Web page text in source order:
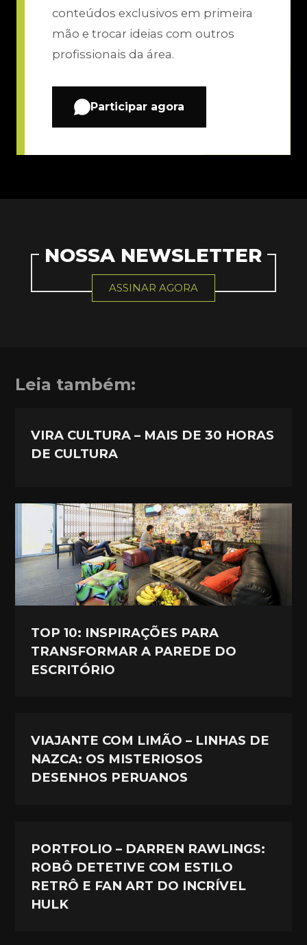
conteúdos exclusivos em primeira
mão e trocar ideias com outros
profissionais da área.
Participar agora
NOSSA NEWSLETTER
ASSINAR AGORA
Leia também:
VIRA CULTURA – MAIS DE 30 HORAS
DE CULTURA
TOP 10: INSPIRAÇÕES PARA
TRANSFORMAR A PAREDE DO
ESCRITÓRIO
VIAJANTE COM LIMÃO – LINHAS DE
NAZCA: OS MISTERIOSOS
DESENHOS PERUANOS
PORTFOLIO – DARREN RAWLINGS:
ROBÔ DETETIVE COM ESTILO
RETRÔ E FAN ART DO INCRÍVEL
HULK